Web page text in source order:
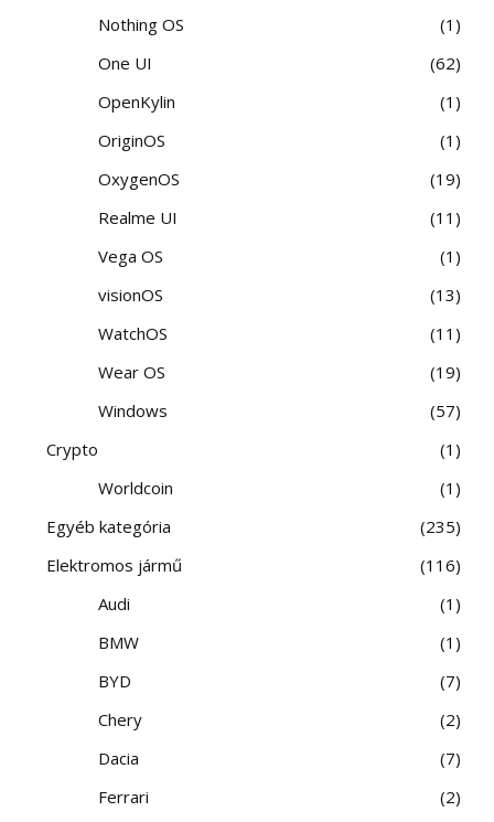
Nothing OS
1
One UI
62
OpenKylin
1
OriginOS
1
OxygenOS
19
Realme UI
11
Vega OS
1
visionOS
13
WatchOS
11
Wear OS
19
Windows
57
Crypto
1
Worldcoin
1
Egyéb kategória
235
Elektromos jármű
116
Audi
1
BMW
1
BYD
7
Chery
2
Dacia
7
Ferrari
2